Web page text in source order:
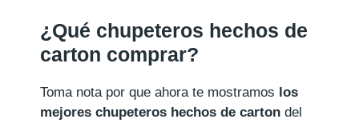
¿Qué chupeteros hechos de
carton comprar?
Toma nota por que ahora te mostramos los
mejores chupeteros hechos de carton del